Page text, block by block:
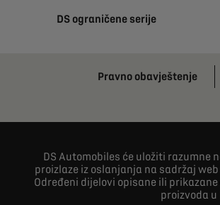
DS ograničene serije
Pravno obavještenje
DS Automobiles će uložiti razumne
proizlaze iz oslanjanja na sadržaj
Određeni dijelovi opisane ili
proizvoda